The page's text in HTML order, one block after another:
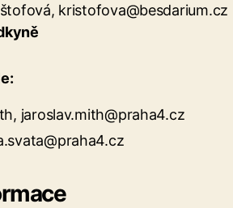
kristofova@besdarium.cz
jaroslav.mith@praha4.cz